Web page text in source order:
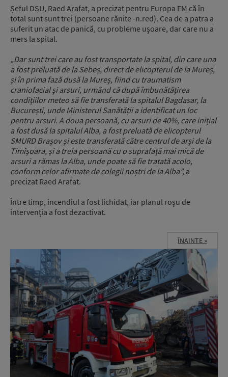
Șeful DSU, Raed Arafat, a precizat pentru Europa FM că în
total sunt sunt trei (persoane rănite -n.red). Cea de a patra a
suferit un atac de panică, cu probleme ușoare, dar care nu a
mers la spital.
„Dar sunt trei care au fost transportate la spital, din care una
a fost preluată de la Sebeș, direct de elicopterul de la Mureș,
și în prima fază dusă la Mureș, fiind cu traumatism
craniofacial și arsuri, urmând că după îmbunătățirea
condițiilor meteo să fie transferată la spitalul Bagdasar, la
București, unde Ministerul Sanătății a identificat un loc
pentru arsuri. A doua persoană, cu arsuri de 40%, care inițial
a fost dusă la spitalul Alba, a fost preluată de elicopterul
SMURD Brașov și este transferată către centrul de arși de la
Timișoara, și a treia persoană cu o suprafață mai mică de
arsuri a rămas la Alba, unde poate să fie tratată acolo,
conform celor afirmate de colegii noștri de la Alba”, a
precizat Raed Arafat.
Între timp, incendiul a fost lichidat, iar planul roșu de
intervenția a fost dezactivat.
ÎNAINTE »